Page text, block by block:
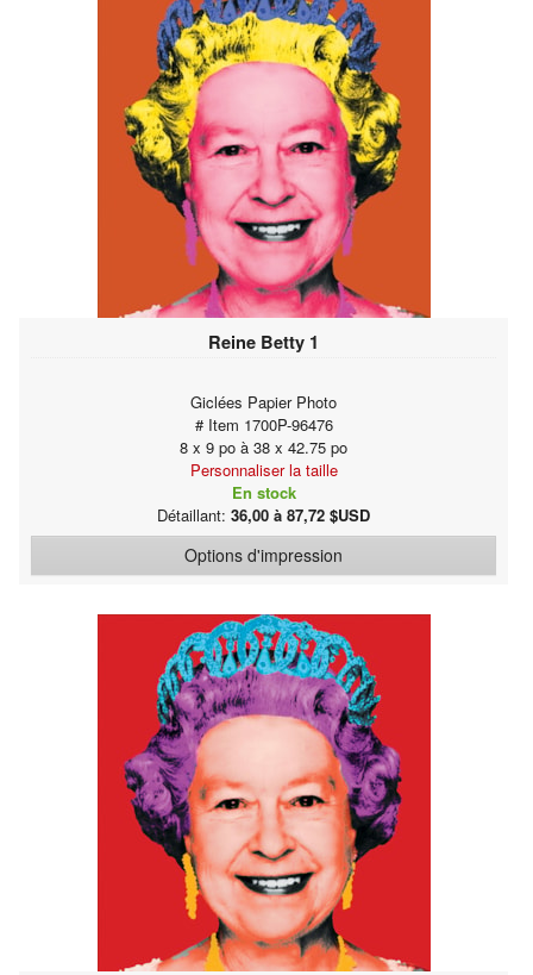
Reine Betty 1
Giclées Papier Photo
# Item 1700P-96476
8 x 9 po à 38 x 42.75 po
Personnaliser la taille
En stock
Détaillant: 36,00 à 87,72 $USD
Options d'impression